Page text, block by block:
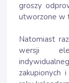
groszy
utworzone w
Natomiast
wersji
zakupionych